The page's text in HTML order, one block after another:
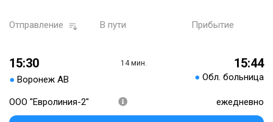
Отправление В пути Прибытие
15:30
● Воронеж АВ
14 мин. 15:44
● Обл. больница
ООО "Евролиния-2" ежедневно